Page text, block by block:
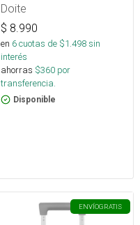
Doite
$ 8.990
en 6cuotas de $1.498sin
interés
ahorras $360 por
transferencia.
Disponible
ENVÍOGRATIS